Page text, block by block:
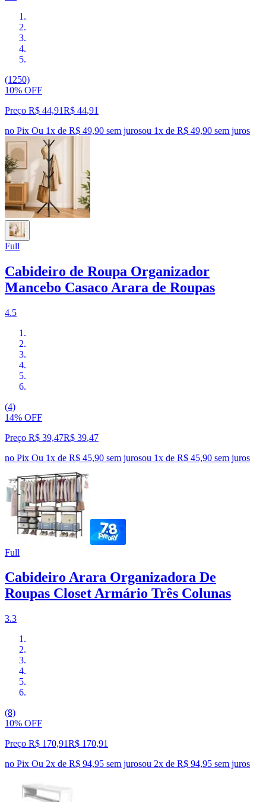
(1250)
10% OFF
Preço R$ 44,91R$ 44,91
no Pix Ou 1x de R$ 49,90 sem jurosou 1x de R$ 49,90 sem juros
Full
Cabideiro de Roupa Organizador
Mancebo Casaco Arara de Roupas
4.5
(4)
14% OFF
Preço R$ 39,47R$ 39,47
no Pix Ou 1x de R$ 45,90 sem jurosou 1x de R$ 45,90 sem juros
Full
Cabideiro Arara Organizadora De
Roupas Closet Armário Três Colunas
3.3
(8)
10% OFF
Preço R$ 170,91R$ 170,91
no Pix Ou 2x de R$ 94,95 sem jurosou 2x de R$ 94,95 sem juros